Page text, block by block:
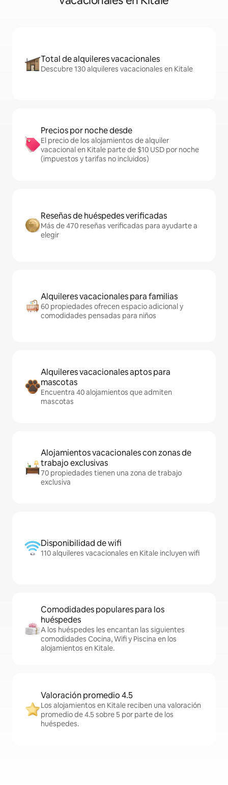
Total de alquileres vacacionales
Descubre 130 alquileres vacacionales en Kitale
Precios por noche desde
El precio de los alojamientos de alquiler
vacacional en Kitale parte de $10 USD por noche
(impuestos y tarifas no incluidos)
Reseñas de huéspedes verificadas
Más de 470 reseñas verificadas para ayudarte a
elegir
Alquileres vacacionales para familias
60 propiedades ofrecen espacio adicional y
comodidades pensadas para niños
Alquileres vacacionales aptos para
mascotas
Encuentra 40 alojamientos que admiten
mascotas
Alojamientos vacacionales con zonas de
trabajo exclusivas
70 propiedades tienen una zona de trabajo
exclusiva
Disponibilidad de wifi
110 alquileres vacacionales en Kitale incluyen wifi
Comodidades populares para los
huéspedes
A los huéspedes les encantan las siguientes
comodidades Cocina, Wifi y Piscina en los
alojamientos en Kitale.
Valoración promedio 4.5
Los alojamientos en Kitale reciben una valoración
promedio de 4.5 sobre 5 por parte de los
huéspedes.